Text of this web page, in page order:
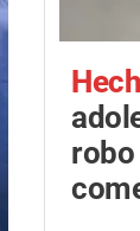
robo